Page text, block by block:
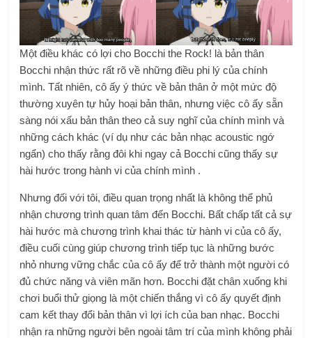
Một điều khác có lợi cho Bocchi the Rock! là bản thân
Bocchi nhận thức rất rõ về những điều phi lý của chính
mình. Tất nhiên, cô ấy ý thức về bản thân ở một mức độ
thường xuyên tự hủy hoại bản thân, nhưng việc cô ấy sẵn
sàng nói xấu bản thân theo cả suy nghĩ của chính mình và
những cách khác (ví dụ như các bản nhạc acoustic ngớ
ngẩn) cho thấy rằng đôi khi ngay cả Bocchi cũng thấy sự
hài hước trong hành vi của chính mình .
Nhưng đối với tôi, điều quan trọng nhất là không thể phủ
nhận chương trình quan tâm đến Bocchi. Bất chấp tất cả sự
hài hước mà chương trình khai thác từ hành vi của cô ấy,
điều cuối cùng giúp chương trình tiếp tục là những bước
nhỏ nhưng vững chắc của cô ấy để trở thành một người có
đủ chức năng và viên mãn hơn. Bocchi đặt chân xuống khi
chơi buổi thử giọng là một chiến thắng vì cô ấy quyết định
cam kết thay đổi bản thân vì lợi ích của ban nhạc. Bocchi
nhận ra những người bên ngoài tâm trí của mình không phải